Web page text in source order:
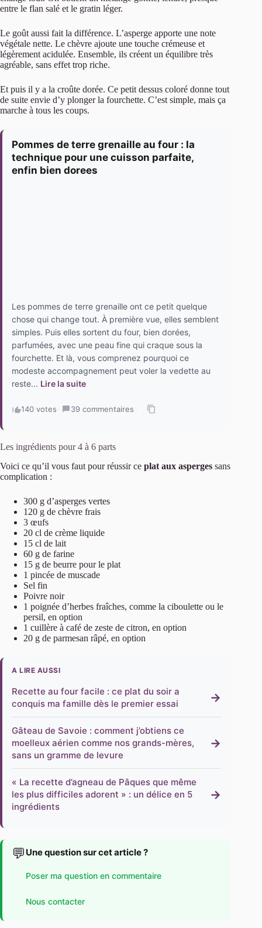
entre le flan salé et le gratin léger.
Le goût aussi fait la différence. L’asperge apporte une note
végétale nette. Le chèvre ajoute une touche crémeuse et
légèrement acidulée. Ensemble, ils créent un équilibre très
agréable, sans effet trop riche.
Et puis il y a la croûte dorée. Ce petit dessus coloré donne tout
de suite envie d’y plonger la fourchette. C’est simple, mais ça
marche à tous les coups.
Pommes de terre grenaille au four : la
technique pour une cuisson parfaite,
enfin bien dorees
Les pommes de terre grenaille ont ce petit quelque
chose qui change tout. À première vue, elles semblent
simples. Puis elles sortent du four, bien dorées,
parfumées, avec une peau fine qui craque sous la
fourchette. Et là, vous comprenez pourquoi ce
modeste accompagnement peut voler la vedette au
reste... Lire la suite
140 votes · 39 commentaires ·
Les ingrédients pour 4 à 6 parts
Voici ce qu’il vous faut pour réussir ce plat aux asperges sans
complication :
300 g d’asperges vertes
120 g de chèvre frais
3 œufs
20 cl de crème liquide
15 cl de lait
60 g de farine
15 g de beurre pour le plat
1 pincée de muscade
Sel fin
Poivre noir
1 poignée d’herbes fraîches, comme la ciboulette ou le
persil, en option
1 cuillère à café de zeste de citron, en option
20 g de parmesan râpé, en option
A LIRE AUSSI
Recette au four facile : ce plat du soir a
conquis ma famille dès le premier essai
→
Gâteau de Savoie : comment j’obtiens ce
moelleux aérien comme nos grands-mères,
sans un gramme de levure
→
« La recette d’agneau de Pâques que même
les plus difficiles adorent » : un délice en 5
ingrédients
→
💬 Une question sur cet article ?
Poser ma question en commentaire
Nous contacter